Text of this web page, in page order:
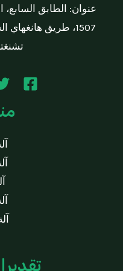
o
5
1507، طريق